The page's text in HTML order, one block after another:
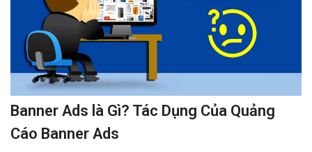
Banner Ads là Gì? Tác Dụng Của Quảng
Cáo Banner Ads